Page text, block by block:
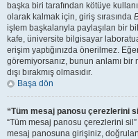
başka biri tarafından kötüye
olarak kalmak için, giriş sırasında
işlem başkalarıyla paylaşılan bir
kafe, üniversite bilgisayar
erişim yaptığınızda önerilmez.
göremiyorsanız, bunun anlamı
dışı bırakmış olmasıdır.
Başa dön
“Tüm mesaj panosu çerezlerini
“Tüm mesaj panosu çerezlerini
mesaj panosuna girişiniz,